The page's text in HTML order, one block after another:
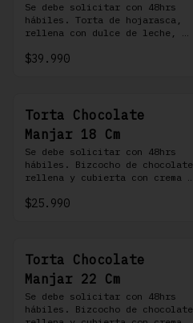
Se debe solicitar con 48hrs
hábiles. Torta de hojarasca,
rellena con dulce de leche,
frambuesas, frambuesas frescas
$39.990
Torta Chocolate
Manjar 18 Cm
Se debe solicitar con 48hrs
hábiles. Bizcocho de chocolate
rellena y cubierta con crema
profiteroles.
$25.990
Torta Chocolate
Manjar 22 Cm
Se debe solicitar con 48hrs
hábiles. Bizcocho de chocolate